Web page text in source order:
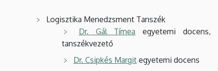
Logisztika Menedzsment Tanszék
Dr. Gál Tímea egyetemi docens,
tanszékvezető
Dr. Csipkés Margit egyetemi docens